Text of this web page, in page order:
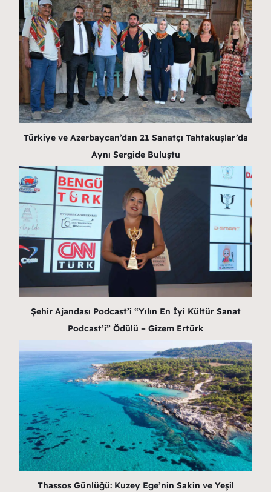
Türkiye ve Azerbaycan’dan 21 Sanatçı Tahtakuşlar’da
Aynı Sergide Buluştu
Şehir Ajandası Podcast’i “Yılın En İyi Kültür Sanat
Podcast’i” Ödülü – Gizem Ertürk
Thassos Günlüğü: Kuzey Ege’nin Sakin ve Yeşil